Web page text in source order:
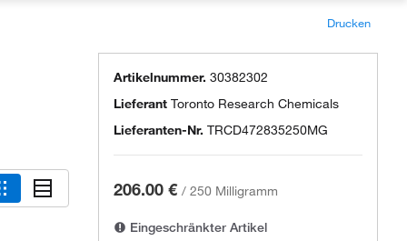
Drucken
Artikelnummer. 30382302
Lieferant Toronto Research Chemicals
Lieferanten-Nr. TRCD472835250MG
206.00 € / 250 Milligramm
Eingeschränkter Artikel